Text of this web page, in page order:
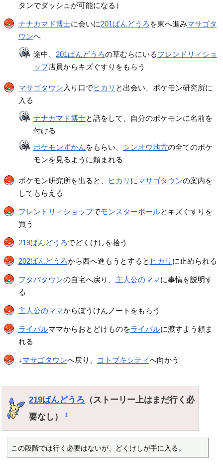
タンでダッシュが可能になる）
ナナカマド博士に会いに201ばんどうろ を東へ進みマサゴタ
ウンへ
途中、 201ばんどうろの草むらにいるフレンドリィショ
ップ店員からキズぐすりをもらう
マサゴタウン 入り口でヒカリ と出会い、ポケモン研究所に
入る
ナナカマド博士と話をして、自分のポケモンに名前を
付ける
ポケモンずかんをもらい、 シンオウ地方の全てのポケ
モンを見るように頼まれる
ポケモン研究所を出ると、 ヒカリ にマサゴタウンの案内を
してもらえる
フレンドリィショップでモンスターボールとキズぐすりを
買う
219ばんどうろでどくけしを拾う
202ばんどうろから西へ進もうとすると ヒカリ に止められる
フタバタウンの自宅へ戻り、 主人公のママに事情を説明す
る
主人公のママからぼうけんノートをもらう
ライバルママからおとどけものをライバルに渡すよう頼ま
れる
↓マサゴタウンへ戻り、 コトブキシティへ向かう
219ばんどうろ （ストーリー上はまだ行く必
要なし）†
この段階では行く必要はないが、どくけしが手に入る。